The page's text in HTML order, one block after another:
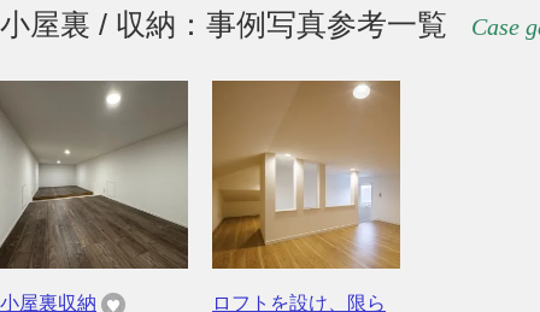
小屋裏 / 収納：事例写真参考一覧 Case
小屋裏収納
ロフトを設け、限ら